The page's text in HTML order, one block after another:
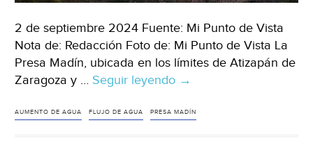
2 de septiembre 2024 Fuente: Mi Punto de Vista
Nota de: Redacción Foto de: Mi Punto de Vista La
Presa Madín, ubicada en los límites de Atizapán de
Zaragoza y … Seguir leyendo CDMX
Incrementan
→
AUMENTO DE AGUA FLUJO DE AGUA PRESA MADÍN